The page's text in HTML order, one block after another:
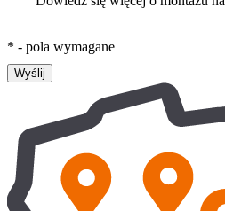
* - pola wymagane
Wyślij